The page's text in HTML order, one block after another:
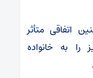
اتفاقی متأثر
به خانواده